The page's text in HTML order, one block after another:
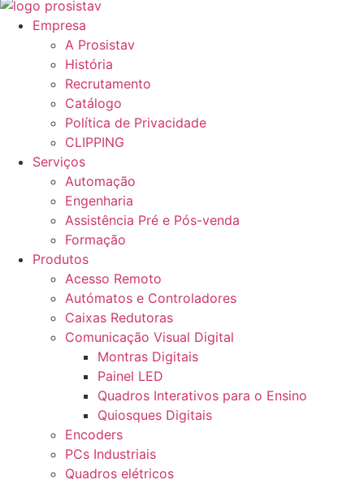
Empresa
A Prosistav
História
Recrutamento
Catálogo
Política de Privacidade
CLIPPING
Serviços
Automação
Engenharia
Assistência Pré e Pós-venda
Formação
Produtos
Acesso Remoto
Autómatos e Controladores
Caixas Redutoras
Comunicação Visual Digital
Montras Digitais
Painel LED
Quadros Interativos para o Ensino
Quiosques Digitais
Encoders
PCs Industriais
Quadros elétricos